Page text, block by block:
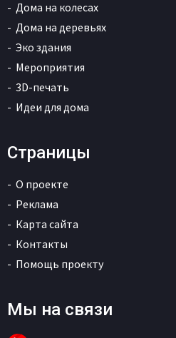
Дома на колесах
Дома на деревьях
Эко здания
Мероприятия
3D-печать
Идеи для дома
Страницы
О проекте
Реклама
Карта сайта
Контакты
Помощь проекту
Мы на связи